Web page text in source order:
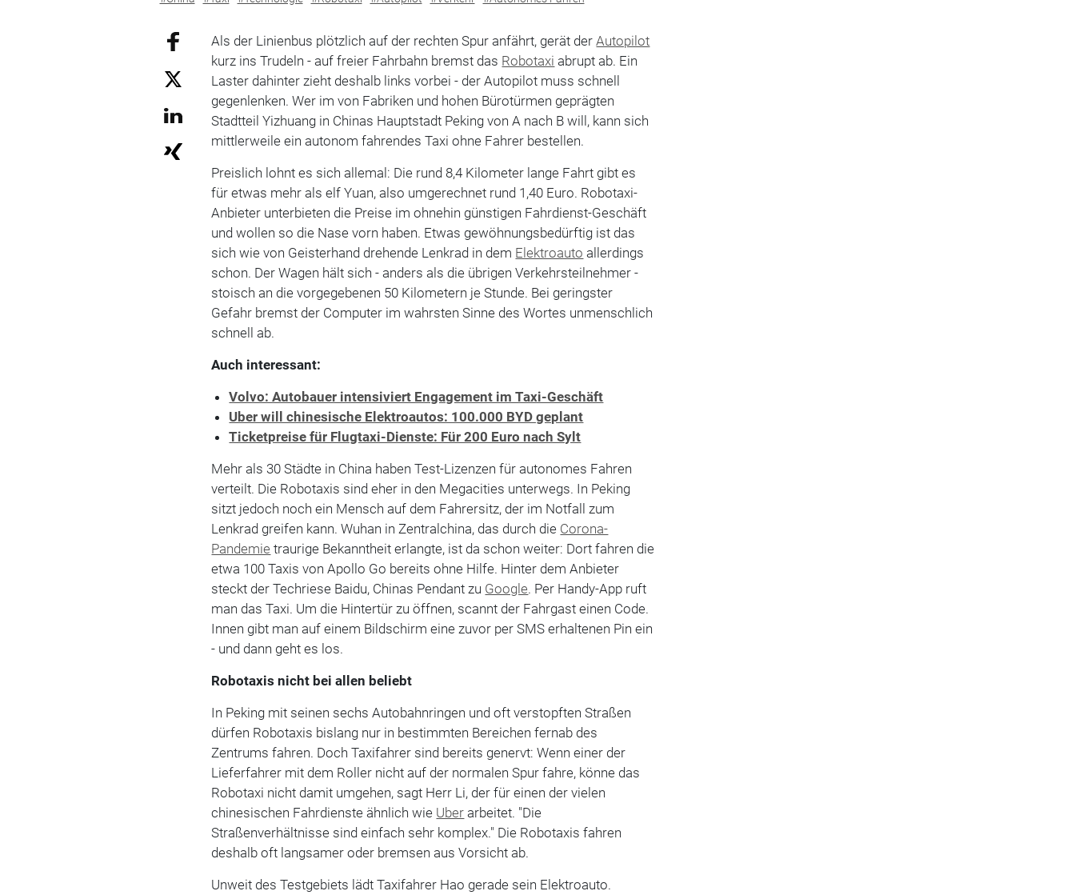
Als der Linienbus plötzlich auf der rechten Spur anfährt, gerät derAutopilot
kurz ins Trudeln - auf freier Fahrbahn bremst das Robotaxi abrupt ab. Ein
Laster dahinter zieht deshalb links vorbei - der Autopilot muss schnell
gegenlenken. Wer im von Fabriken und hohen Bürotürmen geprägten
Stadtteil Yizhuang in Chinas Hauptstadt Peking von A nach B will, kann sich
mittlerweile ein autonom fahrendes Taxi ohne Fahrer bestellen.
Preislich lohnt es sich allemal: Die rund 8,4 Kilometer lange Fahrt gibt es
für etwas mehr als elf Yuan, also umgerechnet rund 1,40 Euro. Robotaxi-
Anbieter unterbieten die Preise im ohnehin günstigen Fahrdienst-Geschäft
und wollen so die Nase vorn haben. Etwas gewöhnungsbedürftig ist das
sich wie von Geisterhand drehende Lenkrad in dem Elektroauto allerdings
schon. Der Wagen hält sich - anders als die übrigen Verkehrsteilnehmer -
stoisch an die vorgegebenen 50 Kilometern je Stunde. Bei geringster
Gefahr bremst der Computer im wahrsten Sinne des Wortes unmenschlich
schnell ab.
Auch interessant:
Volvo: Autobauer intensiviert Engagement im Taxi-Geschäft
Uber will chinesische Elektroautos: 100.000 BYD geplant
Ticketpreise für Flugtaxi-Dienste: Für 200 Euro nach Sylt
Mehr als 30 Städte in China haben Test-Lizenzen für autonomes Fahren
verteilt. Die Robotaxis sind eher in den Megacities unterwegs. In Peking
sitzt jedoch noch ein Mensch auf dem Fahrersitz, der im Notfall zum
Lenkrad greifen kann. Wuhan in Zentralchina, das durch die Corona-
Pandemie traurige Bekanntheit erlangte, ist da schon weiter: Dort fahren die
etwa 100 Taxis von Apollo Go bereits ohne Hilfe. Hinter dem Anbieter
steckt der Techriese Baidu, Chinas Pendant zu Google. Per Handy-App ruft
man das Taxi. Um die Hintertür zu öffnen, scannt der Fahrgast einen Code.
Innen gibt man auf einem Bildschirm eine zuvor per SMS erhaltenen Pin ein
- und dann geht es los.
Robotaxis nicht bei allen beliebt
In Peking mit seinen sechs Autobahnringen und oft verstopften Straßen
dürfen Robotaxis bislang nur in bestimmten Bereichen fernab des
Zentrums fahren. Doch Taxifahrer sind bereits genervt: Wenn einer der
Lieferfahrer mit dem Roller nicht auf der normalen Spur fahre, könne das
Robotaxi nicht damit umgehen, sagt Herr Li, der für einen der vielen
chinesischen Fahrdienste ähnlich wie Uber arbeitet. "Die
Straßenverhältnisse sind einfach sehr komplex." Die Robotaxis fahren
deshalb oft langsamer oder bremsen aus Vorsicht ab.
Unweit des Testgebiets lädt Taxifahrer Hao gerade sein Elektroauto.